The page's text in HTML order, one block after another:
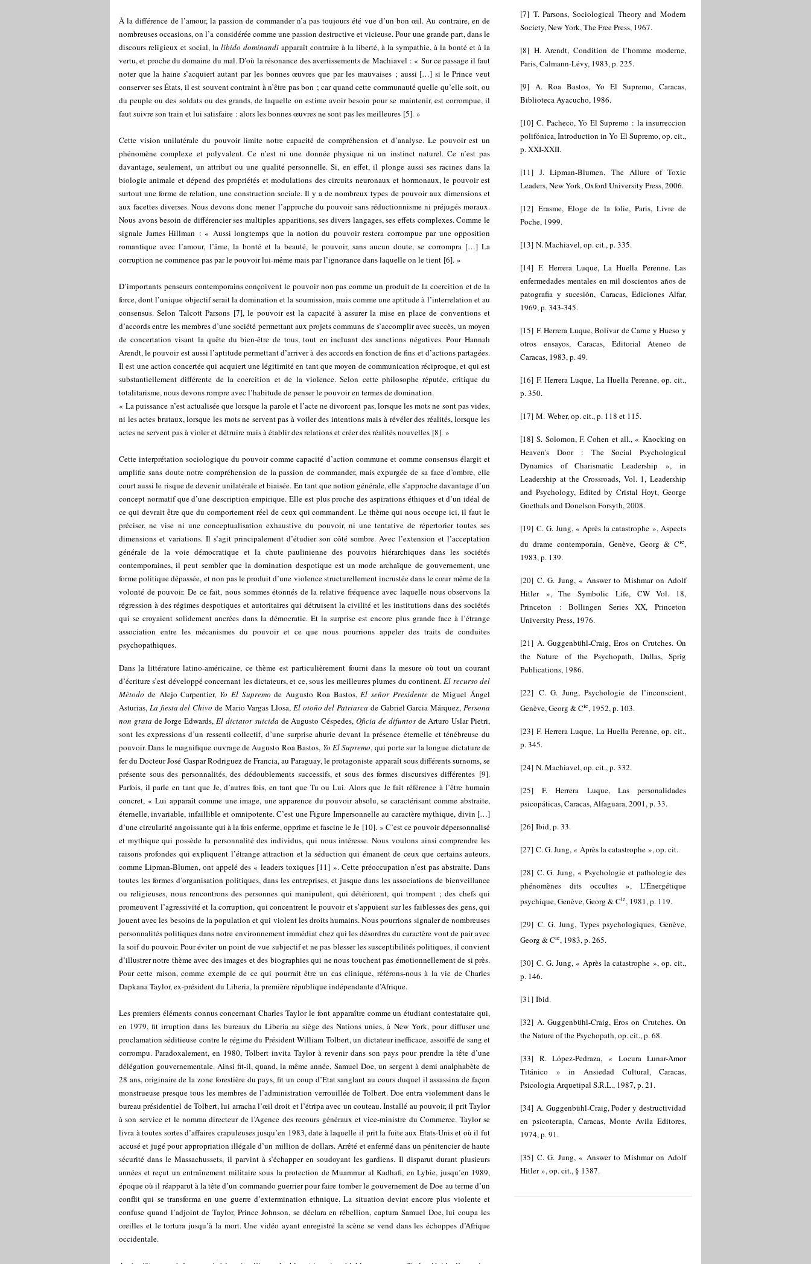
À la différence de l’amour, la passion de commander n’a pas toujours été vue d’un bon œil. Au contraire, en de
nombreuses occasions, on l’a considérée comme une passion destructive et vicieuse. Pour une grande part, dans le
discours religieux et social, la libido dominandi apparaît contraire à la liberté, à la sympathie, à la bonté et à la
vertu, et proche du domaine du mal. D’où la résonance des avertissements de Machiavel : « Sur ce passage il faut
noter que la haine s’acquiert autant par les bonnes œuvres que par les mauvaises ; aussi […] si le Prince veut
conserver ses États, il est souvent contraint à n’être pas bon ; car quand cette communauté quelle qu’elle soit, ou
du peuple ou des soldats ou des grands, de laquelle on estime avoir besoin pour se maintenir, est corrompue, il
faut suivre son train et lui satisfaire : alors les bonnes œuvres ne sont pas les meilleures [5]. »
Cette vision unilatérale du pouvoir limite notre capacité de compréhension et d’analyse. Le pouvoir est un
phénomène complexe et polyvalent. Ce n’est ni une donnée physique ni un instinct naturel. Ce n’est pas
davantage, seulement, un attribut ou une qualité personnelle. Si, en effet, il plonge aussi ses racines dans la
biologie animale et dépend des propriétés et modulations des circuits neuronaux et hormonaux, le pouvoir est
surtout une forme de relation, une construction sociale. Il y a de nombreux types de pouvoir aux dimensions et
aux facettes diverses. Nous devons donc mener l’approche du pouvoir sans réductionnisme ni préjugés moraux.
Nous avons besoin de différencier ses multiples apparitions, ses divers langages, ses effets complexes. Comme le
signale James Hillman : « Aussi longtemps que la notion du pouvoir restera corrompue par une opposition
romantique avec l’amour, l’âme, la bonté et la beauté, le pouvoir, sans aucun doute, se corrompra […] La
corruption ne commence pas par le pouvoir lui-même mais par l’ignorance dans laquelle on le tient [6]. »
D’importants penseurs contemporains conçoivent le pouvoir non pas comme un produit de la coercition et de la
force, dont l’unique objectif serait la domination et la soumission, mais comme une aptitude à l’interrelation et au
consensus. Selon Talcott Parsons[7], le pouvoir est la capacité à assurer la mise en place de conventions et
d’accords entre les membres d’une société permettant aux projets communs de s’accomplir avec succès, un moyen
de concertation visant la quête du bien-être de tous, tout en incluant des sanctions négatives. Pour Hannah
Arendt, le pouvoir est aussi l’aptitude permettant d’arriver à des accords en fonction de fins et d’actions partagées.
Il est une action concertée qui acquiert une légitimité en tant que moyen de communication réciproque, et qui est
substantiellement différente de la coercition et de la violence. Selon cette philosophe réputée, critique du
totalitarisme, nous devons rompre avec l’habitude de penser le pouvoir en termes de domination.
« La puissance n’est actualisée que lorsque la parole et l’acte ne divorcent pas, lorsque les mots ne sont pas vides,
ni les actes brutaux, lorsque les mots ne servent pas à voiler des intentions mais à révéler des réalités, lorsque les
actes ne servent pas à violer et détruire mais à établir des relations et créer des réalités nouvelles [8]. »
Cette interprétation sociologique du pouvoir comme capacité d’action commune et comme consensus élargit et
amplifie sans doute notre compréhension de la passion de commander, mais expurgée de sa face d’ombre, elle
court aussi le risque de devenir unilatérale et biaisée. En tant que notion générale, elle s’approche davantage d’un
concept normatif que d’une description empirique. Elle est plus proche des aspirations éthiques et d’un idéal de
ce qui devrait être que du comportement réel de ceux qui commandent. Le thème qui nous occupe ici, il faut le
préciser, ne vise ni une conceptualisation exhaustive du pouvoir, ni une tentative de répertorier toutes ses
dimensions et variations. Il s’agit principalement d’étudier son côté sombre. Avec l’extension et l’acceptation
générale de la voie démocratique et la chute paulinienne des pouvoirs hiérarchiques dans les sociétés
contemporaines, il peut sembler que la domination despotique est un mode archaïque de gouvernement, une
forme politique dépassée, et non pas le produit d’une violence structurellement incrustée dans le cœur même de la
volonté de pouvoir. De ce fait, nous sommes étonnés de la relative fréquence avec laquelle nous observons la
régression à des régimes despotiques et autoritaires qui détruisent la civilité et les institutions dans des sociétés
qui se croyaient solidement ancrées dans la démocratie. Et la surprise est encore plus grande face à l’étrange
association entre les mécanismes du pouvoir et ce que nous pourrions appeler des traits de conduites
psychopathiques.
Dans la littérature latino-américaine, ce thème est particulièrement fourni dans la mesure où tout un courant
d’écriture s’est développé concernant les dictateurs, et ce, sous les meilleures plumes du continent.El recurso del
Método de Alejo Carpentier, Yo El Supremode Augusto Roa Bastos,El señor Presidente de Miguel Ángel
Asturias, La fiesta del Chivo de Mario Vargas Llosa, El otoño del Patriarca de Gabriel Garcia Márquez,Persona
non grata de Jorge Edwards,El dictator suicida de Augusto Céspedes,Oficia de difuntosde Arturo Uslar Pietri,
sont les expressions d’un ressenti collectif, d’une surprise ahurie devant la présence éternelle et ténébreuse du
pouvoir. Dans le magnifique ouvrage de Augusto Roa Bastos, Yo El Supremo, qui porte sur la longue dictature de
fer du Docteur José Gaspar Rodriguez de Francia, au Paraguay, le protagoniste apparaît sous différents surnoms, se
présente sous des personnalités, des dédoublements successifs, et sous des formes discursives différentes [9].
Parfois, il parle en tant que Je, d’autres fois, en tant que Tu ou Lui. Alors que Je fait référence à l’être humain
concret, « Lui apparaît comme une image, une apparence du pouvoir absolu, se caractérisant comme abstraite,
éternelle, invariable, infaillible et omnipotente. C’est une Figure Impersonnelle au caractère mythique, divin […]
d’une circularité angoissante qui à la fois enferme, opprime et fascine le Je [10]. » C’est ce pouvoir dépersonnalisé
et mythique qui possède la personnalité des individus, qui nous intéresse. Nous voulons ainsi comprendre les
raisons profondes qui expliquent l’étrange attraction et la séduction qui émanent de ceux que certains auteurs,
comme Lipman-Blumen, ont appelé des « leaders toxiques[11] ». Cette préoccupation n’est pas abstraite. Dans
toutes les formes d’organisation politiques, dans les entreprises, et jusque dans les associations de bienveillance
ou religieuses, nous rencontrons des personnes qui manipulent, qui détériorent, qui trompent ; des chefs qui
promeuvent l’agressivité et la corruption, qui concentrent le pouvoir et s’appuient sur les faiblesses des gens, qui
jouent avec les besoins de la population et qui violent les droits humains. Nous pourrions signaler de nombreuses
personnalités politiques dans notre environnement immédiat chez qui les désordres du caractère vont de pair avec
la soif du pouvoir. Pour éviter un point de vue subjectif et ne pas blesser les susceptibilités politiques, il convient
d’illustrer notre thème avec des images et des biographies qui ne nous touchent pas émotionnellement de si près.
Pour cette raison, comme exemple de ce qui pourrait être un cas clinique, référons-nous à la vie de Charles
Dapkana Taylor, ex-président du Liberia, la première république indépendante d’Afrique.
Les premiers éléments connus concernant Charles Taylor le font apparaître comme un étudiant contestataire qui,
en 1979, fit irruption dans les bureaux du Liberia au siège des Nations unies, à New York, pour diffuser une
proclamation séditieuse contre le régime du Président William Tolbert, un dictateur inefficace, assoiffé de sang et
corrompu. Paradoxalement, en 1980, Tolbert invita Taylor à revenir dans son pays pour prendre la tête d’une
délégation gouvernementale. Ainsi fit-il, quand, la même année, Samuel Doe, un sergent à demi analphabète de
28 ans, originaire de la zone forestière du pays, fit un coup d’État sanglant au cours duquel il assassina de façon
monstrueuse presque tous les membres de l’administration verrouillée de Tolbert. Doe entra violemment dans le
bureau présidentiel de Tolbert, lui arracha l’œil droit et l’étripa avec un couteau. Installé au pouvoir, il prit Taylor
à son service et le nomma directeur de l’Agence des recours généraux et vice-ministre du Commerce. Taylor se
livra à toutes sortes d’affaires crapuleuses jusqu’en 1983, date à laquelle il prit la fuite aux États-Unis et où il fut
accusé et jugé pour appropriation illégale d’un million de dollars. Arrêté et enfermé dans un pénitencier de haute
sécurité dans le Massachussets, il parvint à s’échapper en soudoyant les gardiens. Il disparut durant plusieurs
années et reçut un entraînement militaire sous la protection de Muammar al Kadhafi, en Lybie, jusqu’en 1989,
époque où il réapparut à la tête d’un commando guerrier pour faire tomber le gouvernement de Doe au terme d’un
conflit qui se transforma en une guerre d’extermination ethnique. La situation devint encore plus violente et
confuse quand l’adjoint de Taylor, Prince Johnson, se déclara en rébellion, captura Samuel Doe, lui coupa les
oreilles et le tortura jusqu’à la mort. Une vidéo ayant enregistré la scène se vend dans les échoppes d’Afrique
occidentale.
[7] T. Parsons, Sociological Theory and Modern
Society, New York, The Free Press, 1967.
[8] H. Arendt, Condition de l’homme moderne,
Paris, Calmann-Lévy, 1983, p. 225.
[9] A. Roa Bastos, Yo El Supremo, Caracas,
Biblioteca Ayacucho, 1986.
[10]C. Pacheco, Yo El Supremo : la insurreccion
polifónica, Introduction in Yo El Supremo, op. cit.,
p. XXI-XXII.
[11]J. Lipman-Blumen, The Allure of Toxic
Leaders, New York, Oxford University Press, 2006.
[12]Érasme, Éloge de la folie, Paris, Livre de
Poche, 1999.
[13] N. Machiavel, op. cit., p. 335.
[14]F. Herrera Luque, La Huella Perenne. Las
enfermedades mentales en mil doscientos años de
patografia y sucesión, Caracas, Ediciones Alfar,
1969, p. 343-345.
[15] F. Herrera Luque, Bolívar de Carne y Hueso y
otros ensayos, Caracas, Editorial Ateneo de
Caracas, 1983, p. 49.
[16]F. Herrera Luque, La Huella Perenne, op. cit.,
p. 350.
[17] M. Weber, op. cit., p. 118 et 115.
[18]S. Solomon, F. Cohen et all., « Knocking on
Heaven’s Door : The Social Psychological
Dynamics of Charismatic Leadership », in
Leadership at the Crossroads, Vol. 1, Leadership
and Psychology, Edited by Cristal Hoyt, George
Goethals and Donelson Forsyth, 2008.
[19] C. G. Jung, « Après la catastrophe », Aspects
du drame contemporain, Genève, Georg & Cie,
1983, p. 139.
[20]C. G. Jung, « Answer to Mishmar on Adolf
Hitler », The Symbolic Life, CW Vol. 18,
Princeton : Bollingen Series XX, Princeton
University Press, 1976.
[21] A. Guggenbühl-Craig, Eros on Crutches. On
the Nature of the Psychopath, Dallas, Sprig
Publications, 1986.
[22] C. G. Jung, Psychologie de l’inconscient,
Genève, Georg & Cie, 1952, p. 103.
[23]F. Herrera Luque, La Huella Perenne, op. cit.,
p. 345.
[24] N. Machiavel, op. cit., p. 332.
[25]F. Herrera Luque, Las personalidades
psicopáticas, Caracas, Alfaguara, 2001, p. 33.
[26] Ibid, p. 33.
[27] C. G. Jung, « Après la catastrophe », op. cit.
[28] C. G. Jung, « Psychologie et pathologie des
phénomènes dits occultes », L’Énergétique
psychique, Genève, Georg & Cie, 1981, p. 119.
[29] C. G. Jung, Types psychologiques, Genève,
Georg & Cie, 1983, p. 265.
[30] C. G. Jung, « Après la catastrophe », op. cit.,
p. 146.
[31] Ibid.
[32] A. Guggenbühl-Craig, Eros on Crutches. On
the Nature of the Psychopath, op. cit., p. 68.
[33]R. López-Pedraza, « Locura Lunar-Amor
Titánico » in Ansiedad Cultural, Caracas,
Psicologia Arquetipal S.R.L., 1987, p. 21.
[34] A. Guggenbühl-Craig, Poder y destructividad
en psicoterapia, Caracas, Monte Avila Editores,
1974, p. 91.
[35]C. G. Jung, « Answer to Mishmar on Adolf
Hitler », op. cit., § 1387.